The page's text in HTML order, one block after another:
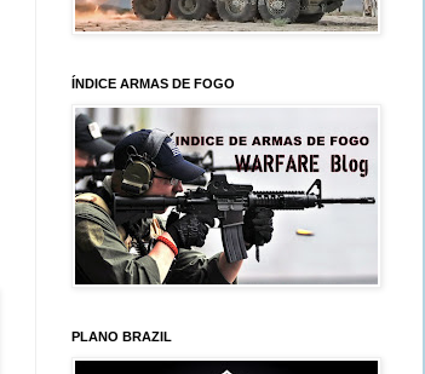
ÍNDICE ARMAS DE FOGO
PLANO BRAZIL